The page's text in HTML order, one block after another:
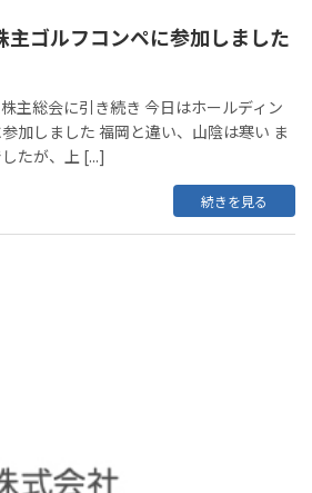
主ゴルフコンペに参加しました
主総会に引き続き 今日はホールディン
加しました 福岡と違い、山陰は寒い ま
たが、上 [...]
続きを見る